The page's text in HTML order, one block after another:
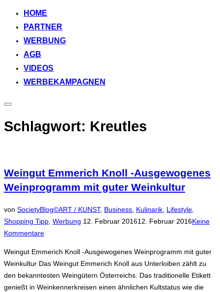
springenHOME
PARTNER
WERBUNG
AGB
VIDEOS
WERBEKAMPAGNEN
Seitenleiste
Navigation
umschalten
Schlagwort: Kreutles
Weingut Emmerich Knoll -Ausgewogenes
Weinprogramm mit guter Weinkultur
von SocietyBlog©ART / KUNST, Business Kulinarik Lifestyle
Shopping Tipp Werbung Veröffentlicht
12. Februar 201612. Februar 2016Keine
Kommentare
Weingut Emmerich Knoll -Ausgewogenes Weinprogramm mit guter
Weinkultur Das Weingut Emmerich Knoll aus Unterloiben zählt zu
den bekanntesten Weingütern Österreichs. Das traditionelle Etikett
genießt in Weinkennerkreisen einen ähnlichen Kultstatus wie die